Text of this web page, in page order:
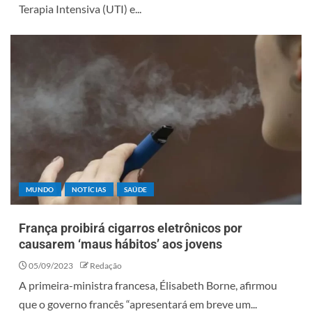
Terapia Intensiva (UTI) e...
MUNDO NOTÍCIAS SAÚDE
França proibirá cigarros eletrônicos por
causarem ‘maus hábitos’ aos jovens
05/09/2023 Redação
A primeira-ministra francesa, Élisabeth Borne, afirmou
que o governo francês “apresentará em breve um...